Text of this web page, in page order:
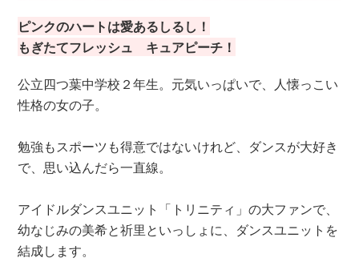
ピンクのハートは愛あるしるし！
もぎたてフレッシュ キュアピーチ！
公立四つ葉中学校２年生。元気いっぱいで、人懐っこい
性格の女の子。
勉強もスポーツも得意ではないけれど、ダンスが大好き
で、思い込んだら一直線。
アイドルダンスユニット「トリニティ」の大ファンで、
幼なじみの美希と祈里といっしょに、ダンスユニットを
結成します。